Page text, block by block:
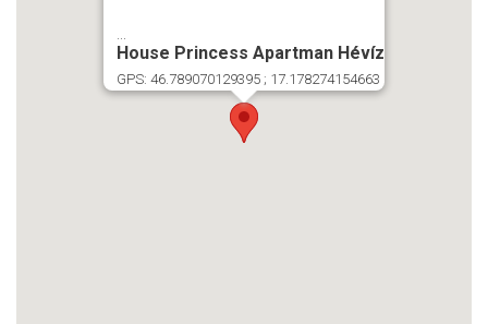
...
House Princess Apartman Hévíz
GPS: 46.789070129395 ; 17.178274154663